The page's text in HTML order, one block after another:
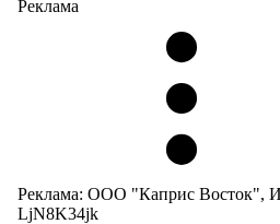
Реклама
Реклама: ООО "Каприс Восток",
LjN8K34jk